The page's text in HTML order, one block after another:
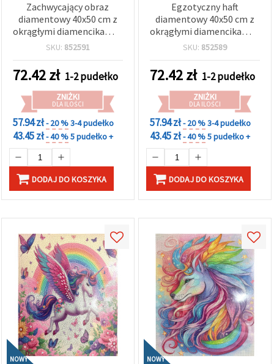
Zachwycający obraz
diamentowy 40x50 cm z
okrągłymi diamencikami –
pełne wyklejanie, różowy
elegancką ramą BYX4532
SKU: 852591
72.42zł 1-2 pudełko
ZNIŻKI
DLA ILOŚCI
57.94 zł- 20 %3-4 pudełko
43.45 zł- 40 %5 pudełko +
DODAJ DO KOSZYKA
Egzotyczny haft
diamentowy 40x50 cm z
okrągłymi diamencikami –
pełne wyklejanie, wzór
ramą BYX4519
SKU: 852589
72.42zł 1-2 pudełko
ZNIŻKI
DLA ILOŚCI
57.94 zł- 20 %3-4 pudełko
43.45 zł- 40 %5 pudełko +
DODAJ DO KOSZYKA
NOWY NOWY